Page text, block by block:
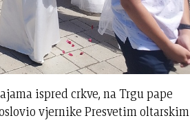
ispred crkve, na Trgu pape
vjernike Presvetim oltarskim